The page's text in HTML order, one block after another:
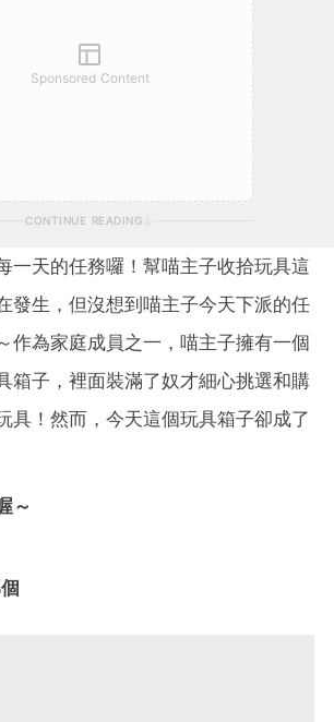
Sponsored Content
CONTINUE READING
一天的任務囉！幫喵主子收拾玩具這
發生，但沒想到喵主子今天下派的任
作為家庭成員之一，喵主子擁有一個
箱子，裡面裝滿了奴才細心挑選和購
具！然而，今天這個玩具箱子卻成了
～